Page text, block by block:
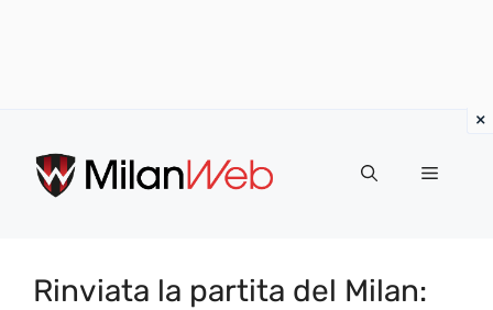
contenuto
MENU
Rinviata la partita del Milan: